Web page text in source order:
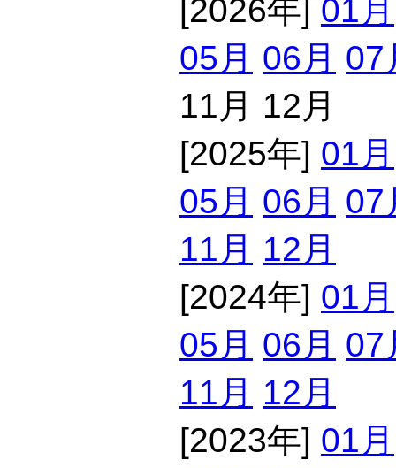
[2026年] 01月
05月 06月 07
11月 12月
[2025年] 01月
05月 06月 07
11月 12月
[2024年] 01月
05月 06月 07
11月 12月
[2023年] 01月